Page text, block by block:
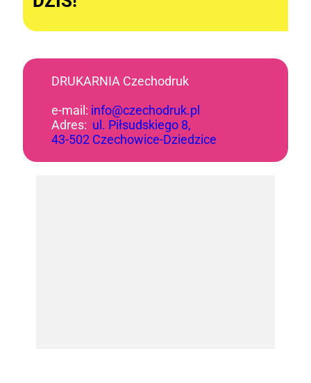
DRUKARNIA Czechodruk
e-mail: info@czechodruk.pl
Adres: ul. Piłsudskiego 8,
43-502 Czechowice-Dziedzice